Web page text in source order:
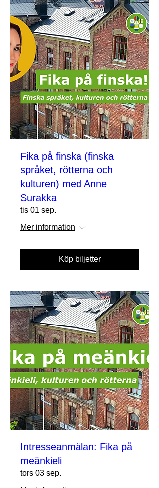
Fika på finska (finska
språket, rötterna och
kulturen) med Anne
Surakka
tis 01 sep.
Mer information
Köp biljetter
Intresseanmälan: Fika på
meänkieli
tors 03 sep.